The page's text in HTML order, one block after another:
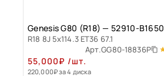
Genesis G80 (R18) — 52910-B1650
R18 8J 5x114.3 ET36 67.1
Арт.GG80-18836P
55,000₽ /шт.
220,000₽за 4 диска